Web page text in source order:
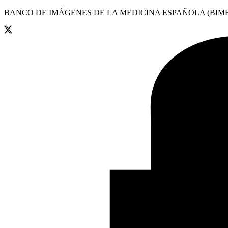
BANCO DE IMÁGENES DE LA MEDICINA ESPAÑOLA